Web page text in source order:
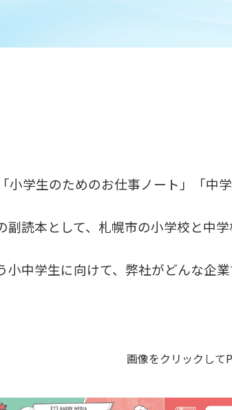
小学生のためのお仕事ノート」「中
読本として、札幌市の小学校と中学
小中学生に向けて、弊社がどんな企
画像をクリックして